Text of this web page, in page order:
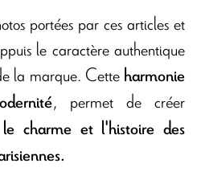
portées par ces articles et
le caractère authentique
la marque. Cetteharmonie
, permet de créer
charme et l'histoire des